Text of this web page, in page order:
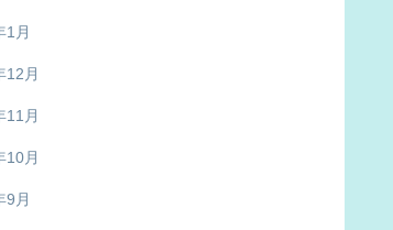
1月
12月
11月
10月
9月